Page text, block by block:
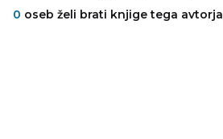
0 oseb želi brati knjige tega avtorja